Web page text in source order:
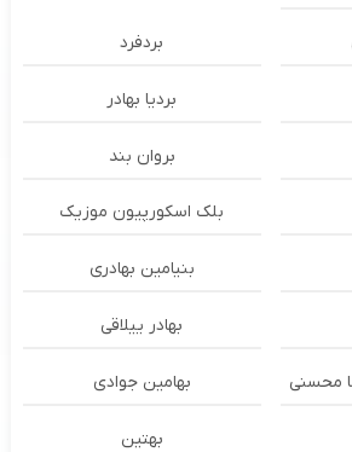
بردفرد
بردیا بهادر
بروان بند
بلک اسکورپیون موزیک
بنیامین بهادری
بهادر ییلاقی
محسنی بهامین جوادی
بهتین